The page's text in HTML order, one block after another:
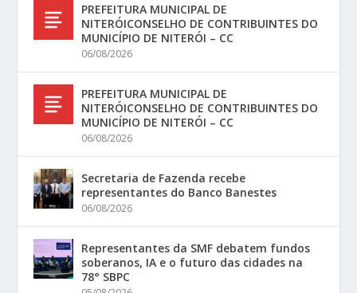
PREFEITURA MUNICIPAL DE
NITERÓICONSELHO DE CONTRIBUINTES DO
MUNICÍPIO DE NITERÓI – CC
06/08/2026
PREFEITURA MUNICIPAL DE
NITERÓICONSELHO DE CONTRIBUINTES DO
MUNICÍPIO DE NITERÓI – CC
06/08/2026
Secretaria de Fazenda recebe
representantes do Banco Banestes
06/08/2026
Representantes da SMF debatem fundos
soberanos, IA e o futuro das cidades na
78° SBPC